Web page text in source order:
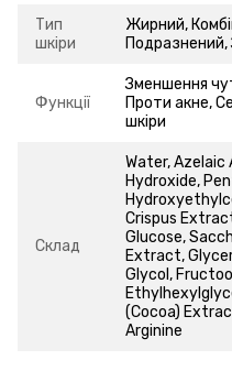
Тип
шкіри
Жирний,
Подразнений,
Функції
Зменшення
Проти акне,
шкіри
Склад
Water, Azelaic
Hydroxide,
Crispus
Glucose,
Extract,
Glycol,
(Cocoa)
Arginine